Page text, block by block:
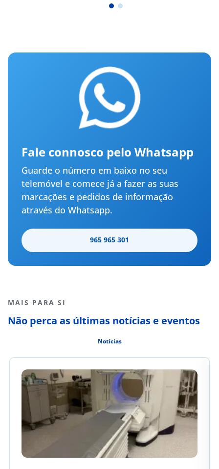
Fale connosco pelo Whatsapp
Guarde o número em baixo no seu
telemóvel e comece já a fazer as suas
marcações e pedidos de informação
através do Whatsapp.
965 965 301
MAIS PARA SI
Não perca as últimas notícias e eventos
Notícias